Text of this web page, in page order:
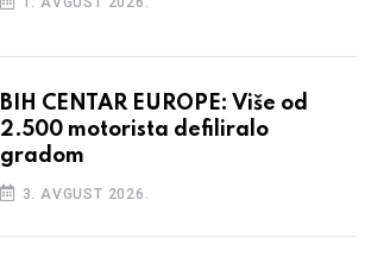
BIH CENTAR EUROPE: Više od
2.500 motorista defiliralo
gradom
3. AVGUST 2026.